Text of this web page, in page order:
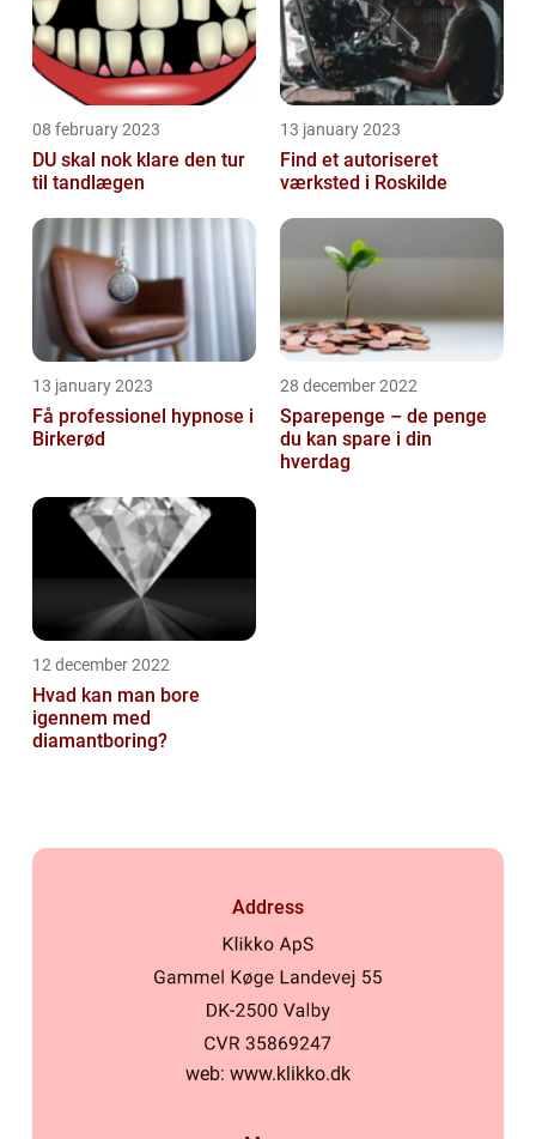
08 february 2023
DU skal nok klare den tur
til tandlægen
13 january 2023
Find et autoriseret
værksted i Roskilde
13 january 2023
Få professionel hypnose i
Birkerød
28 december 2022
Sparepenge – de penge
du kan spare i din
hverdag
12 december 2022
Hvad kan man bore
igennem med
diamantboring?
Address
web: www.klikko.dk